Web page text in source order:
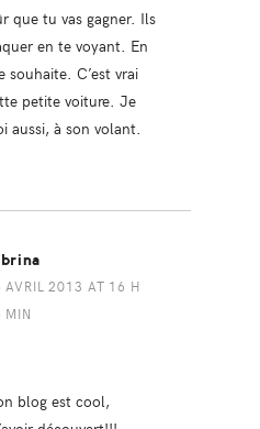
que tu vas gagner. Ils
en te voyant. En
souhaite. C’est vrai
petite voiture. Je
aussi, à son volant.
AVRIL 2013 AT 16 H
MIN
blog est cool,